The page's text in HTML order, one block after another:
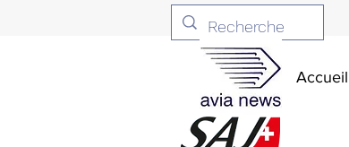
Accueil